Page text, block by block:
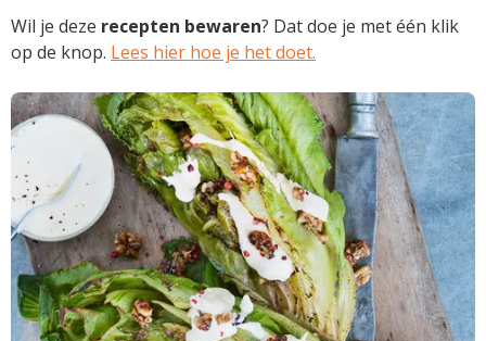
Wil je deze recepten bewaren? Dat doe je met één klik
op de knop. Lees hier hoe je het doet.